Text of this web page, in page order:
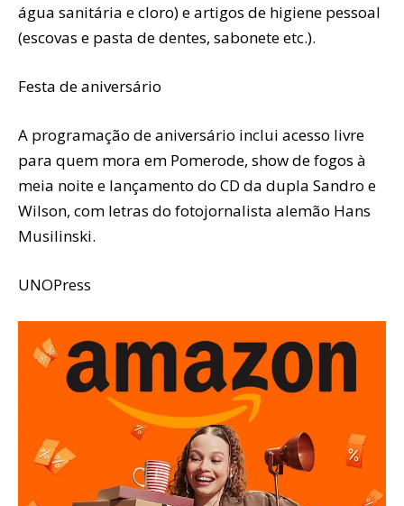
água sanitária e cloro) e artigos de higiene pessoal
(escovas e pasta de dentes, sabonete etc.).
Festa de aniversário
A programação de aniversário inclui acesso livre
para quem mora em Pomerode, show de fogos à
meia noite e lançamento do CD da dupla Sandro e
Wilson, com letras do fotojornalista alemão Hans
Musilinski.
UNOPress